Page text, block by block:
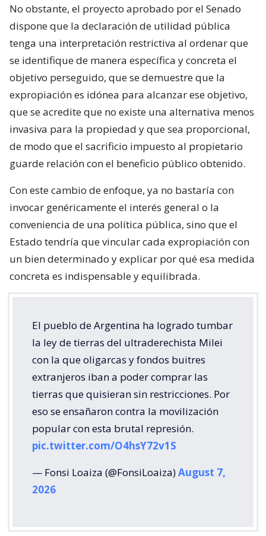
No obstante, el proyecto aprobado por el Senado
dispone que la declaración de utilidad pública
tenga una interpretación restrictiva al ordenar que
se identifique de manera específica y concreta el
objetivo perseguido, que se demuestre que la
expropiación es idónea para alcanzar ese objetivo,
que se acredite que no existe una alternativa menos
invasiva para la propiedad y que sea proporcional,
de modo que el sacrificio impuesto al propietario
guarde relación con el beneficio público obtenido.
Con este cambio de enfoque, ya no bastaría con
invocar genéricamente el interés general o la
conveniencia de una política pública, sino que el
Estado tendría que vincular cada expropiación con
un bien determinado y explicar por qué esa medida
concreta es indispensable y equilibrada.
El pueblo de Argentina ha logrado tumbar
la ley de tierras del ultraderechista Milei
con la que oligarcas y fondos buitres
extranjeros iban a poder comprar las
tierras que quisieran sin restricciones. Por
eso se ensañaron contra la movilización
popular con esta brutal represión.
pic.twitter.com/O4hsY72v1S
— Fonsi Loaiza (@FonsiLoaiza)August 7,
2026